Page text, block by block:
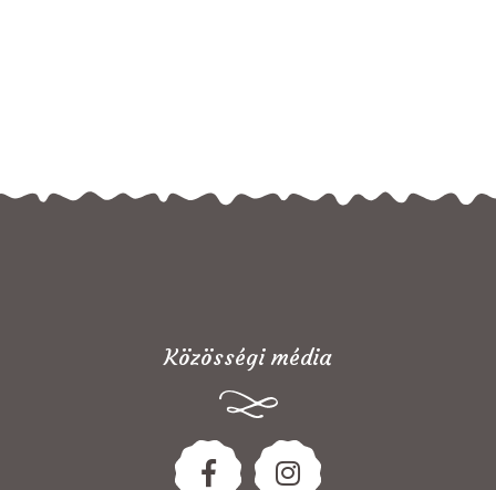
Közösségi média